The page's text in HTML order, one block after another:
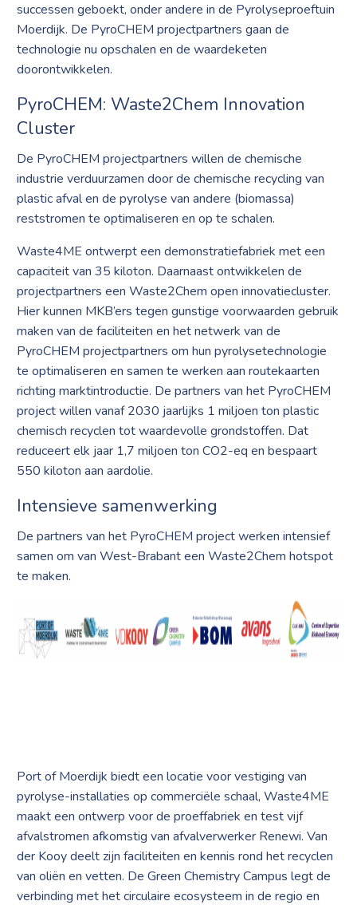
successen geboekt, onder andere in de Pyrolyseproeftuin
Moerdijk. De PyroCHEM projectpartners gaan de
technologie nu opschalen en de waardeketen
doorontwikkelen.
PyroCHEM: Waste2Chem Innovation
Cluster
De PyroCHEM projectpartners willen de chemische
industrie verduurzamen door de chemische recycling van
plastic afval en de pyrolyse van andere (biomassa)
reststromen te optimaliseren en op te schalen.
Waste4ME ontwerpt een demonstratiefabriek met een
capaciteit van 35 kiloton. Daarnaast ontwikkelen de
projectpartners een Waste2Chem open innovatiecluster.
Hier kunnen MKB’ers tegen gunstige voorwaarden gebruik
maken van de faciliteiten en het netwerk van de
PyroCHEM projectpartners om hun pyrolysetechnologie
te optimaliseren en samen te werken aan routekaarten
richting marktintroductie. De partners van het PyroCHEM
project willen vanaf 2030 jaarlijks 1 miljoen ton plastic
chemisch recyclen tot waardevolle grondstoffen. Dat
reduceert elk jaar 1,7 miljoen ton CO2-eq en bespaart
550 kiloton aan aardolie.
Intensieve samenwerking
De partners van het PyroCHEM project werken intensief
samen om van West-Brabant een Waste2Chem hotspot
te maken.
Port of Moerdijk biedt een locatie voor vestiging van
pyrolyse-installaties op commerciële schaal, Waste4ME
maakt een ontwerp voor de proeffabriek en test vijf
afvalstromen afkomstig van afvalverwerker Renewi. Van
der Kooy deelt zijn faciliteiten en kennis rond het recyclen
van oliën en vetten. De Green Chemistry Campus legt de
verbinding met het circulaire ecosysteem in de regio en